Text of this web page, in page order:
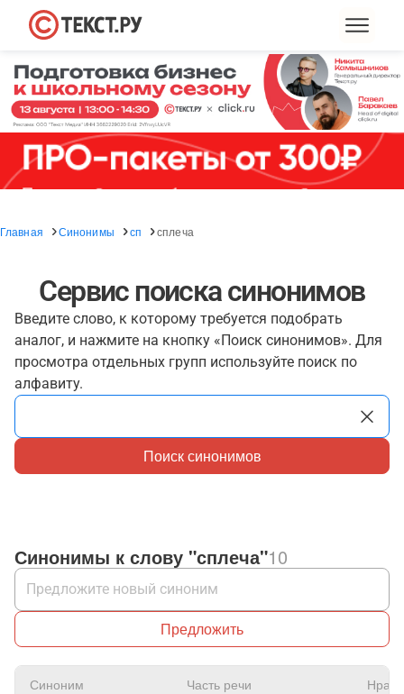
Главная Синонимы сп сплеча
Сервис поиска синонимов
Введите слово, к которому требуется подобрать
аналог, и нажмите на кнопку «Поиск синонимов». Для
просмотра отдельных групп используйте поиск по
алфавиту.
Поиск синонимов
Синонимы к слову "сплеча"10
Предложить
Синоним Часть речи